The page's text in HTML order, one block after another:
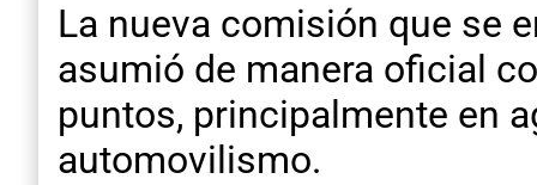
La nueva comisión que se
asumió de manera oficial
puntos, principalmente en
automovilismo.